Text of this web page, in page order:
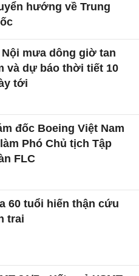
hướng về Trung
Nội mưa dông giờ tan
và dự báo thời tiết 10
tới
đốc Boeing Việt Nam
Phó Chủ tịch Tập
FLC
60 tuổi hiến thận cứu
trai